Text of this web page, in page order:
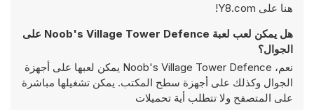
هنا على Y8.com!
هل يمكن لعب لعبة Noob's Village Tower Defence على
الجوال؟
نعم، Noob's Village Tower Defence يمكن لعبها على أجهزة
الجوال وكذلك على أجهزة سطح المكتب. يمكن تشغيلها مباشرة
على المتصفح ولا تتطلب أية تحميلات